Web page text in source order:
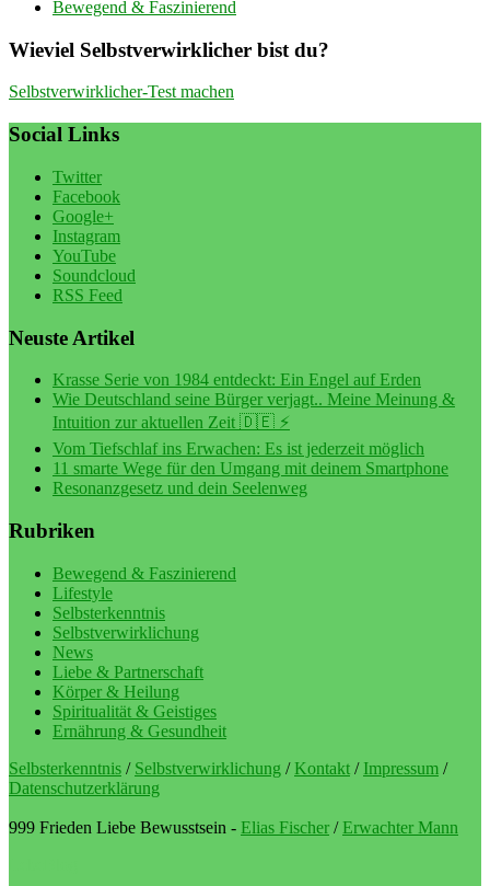
Bewegend & Faszinierend
Wieviel Selbstverwirklicher bist du?
Selbstverwirklicher-Test machen
Social Links
Twitter
Facebook
Google+
Instagram
YouTube
Soundcloud
RSS Feed
Neuste Artikel
Krasse Serie von 1984 entdeckt: Ein Engel auf Erden
Wie Deutschland seine Bürger verjagt.. Meine Meinung &
Intuition zur aktuellen Zeit 🇩🇪 ⚡️
Vom Tiefschlaf ins Erwachen: Es ist jederzeit möglich
11 smarte Wege für den Umgang mit deinem Smartphone
Resonanzgesetz und dein Seelenweg
Rubriken
Bewegend & Faszinierend
Lifestyle
Selbsterkenntnis
Selbstverwirklichung
News
Liebe & Partnerschaft
Körper & Heilung
Spiritualität & Geistiges
Ernährung & Gesundheit
Selbsterkenntnis / Selbstverwirklichung /Kontakt / Impressum /
Datenschutzerklärung
999 Frieden Liebe Bewusstsein - Elias Fischer /Erwachter Mann